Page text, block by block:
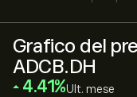
Grafico del
ADCB.DH
‎4.41‎ Ult. mese